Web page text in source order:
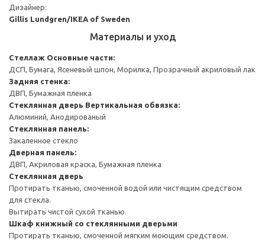
Дизайнер:
Gillis Lundgren/IKEA of Sweden
Материалы и уход
Стеллаж Основные части:
ДСП, Бумага, Ясеневый шпон, Морилка, Прозрачный акриловый лак
Задняя стенка:
ДВП, Бумажная пленка
Стеклянная дверь Вертикальная обвязка:
Алюминий, Анодированый
Стеклянная панель:
Закаленное стекло
Дверная панель:
ДВП, Акриловая краска, Бумажная пленка
Стеклянная дверь
Протирать тканью, смоченной водой или чистящим средством
для стекла.
Вытирать чистой сухой тканью.
Шкаф книжный со стеклянными дверьми
Протирать тканью, смоченной мягким моющим средством.